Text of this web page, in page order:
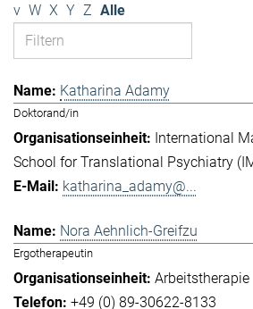
v W X Y Z Alle
Katharina Adamy
Doktorand/in
International
School for Translational Psychiatry
katharina_adamy@...
Nora Aehnlich-Greifzu
Ergotherapeutin
Arbeitstherapie
+49 (0) 89-30622-8133